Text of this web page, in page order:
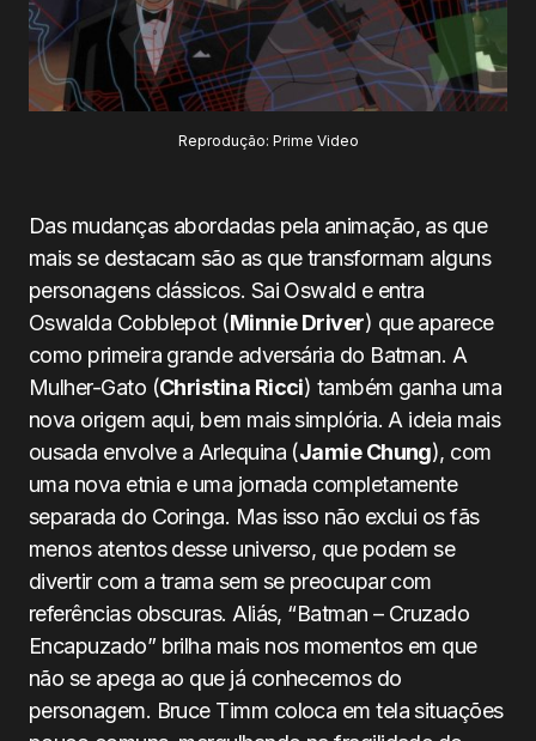
Reprodução: Prime Video
Das mudanças abordadas pela animação, as que
mais se destacam são as que transformam alguns
personagens clássicos. Sai Oswald e entra
Oswalda Cobblepot (Minnie Driver) que aparece
como primeira grande adversária do Batman. A
Mulher-Gato (Christina Ricci) também ganha uma
nova origem aqui, bem mais simplória. A ideia mais
ousada envolve a Arlequina (Jamie Chung), com
uma nova etnia e uma jornada completamente
separada do Coringa. Mas isso não exclui os fãs
menos atentos desse universo, que podem se
divertir com a trama sem se preocupar com
referências obscuras. Aliás, “Batman – Cruzado
Encapuzado” brilha mais nos momentos em que
não se apega ao que já conhecemos do
personagem. Bruce Timm coloca em tela situações